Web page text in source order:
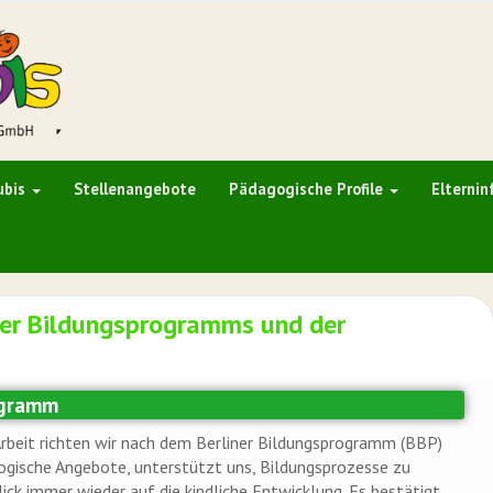
Stellenangebote Pädagogische Profile
Bildungsprogramms und der
richten wir nach dem Berliner Bildungsprogramm (BBP)
Angebote, unterstützt uns, Bildungsprozesse zu